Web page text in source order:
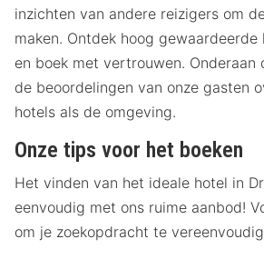
inzichten van andere reizigers om
maken. Ontdek hoog gewaardeerde
en boek met vertrouwen. Onderaan
de beoordelingen van onze gasten
hotels als de omgeving.
Onze tips voor het boeken
Het vinden van het ideale hotel in
eenvoudig met ons ruime aanbod!
om je zoekopdracht te